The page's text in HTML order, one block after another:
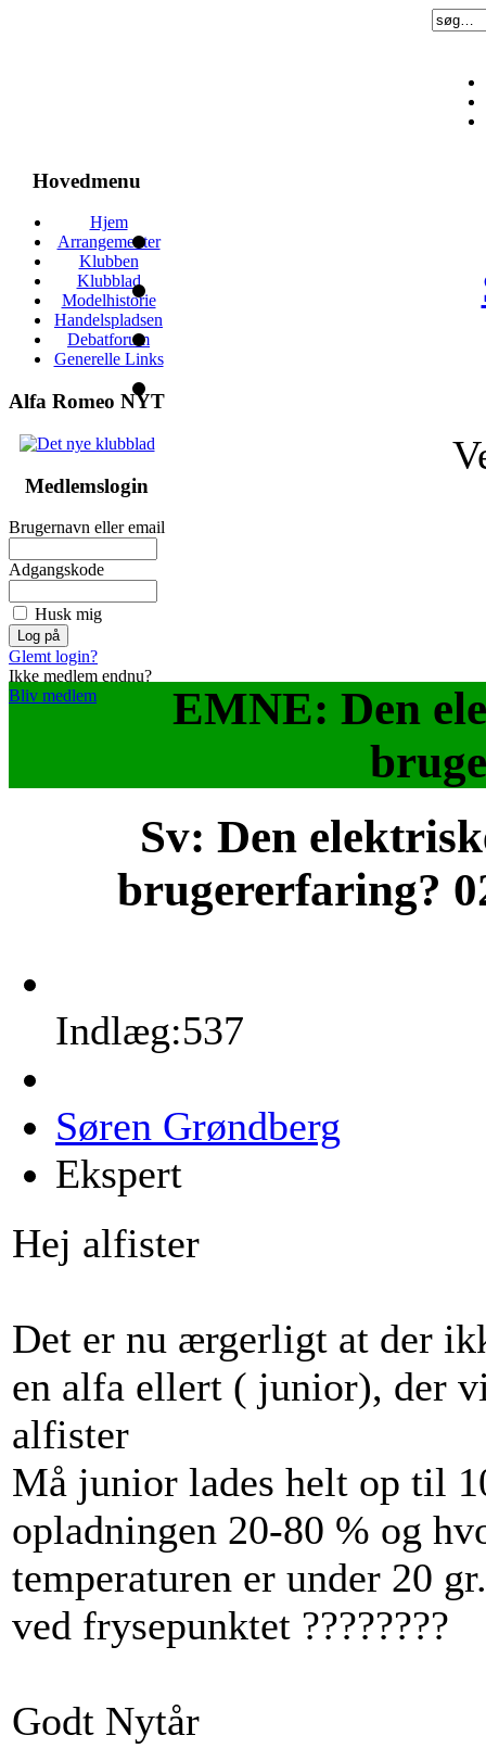
Hovedmenu
Hjem
Arrangementer
Klubben
Klubblad
Modelhistorie
Handelspladsen
Debatforum
Generelle Links
Alfa Romeo NYT
Medlemslogin
Brugernavn eller email
Adgangskode
Husk mig
Glemt login?
Ikke medlem endnu?
Bliv medlem
EMNE: Den
Sv: Den
brugererfaring?
Indlæg:537
Søren Grøndberg
Ekspert
Hej alfister
Det er nu ærgerligt at der
en alfa ellert ( junior), der
alfister
Må junior lades helt op til
opladningen 20-80 % og
temperaturen er under 20
ved frysepunktet ????????
Godt Nytår